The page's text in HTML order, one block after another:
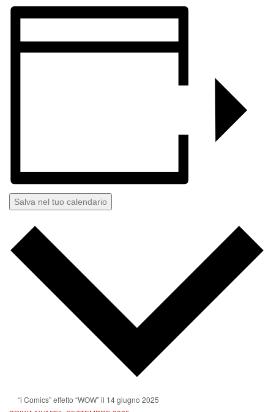
Salva nel tuo calendario
“i Comics” effetto “WOW” il 14 giugno 2025